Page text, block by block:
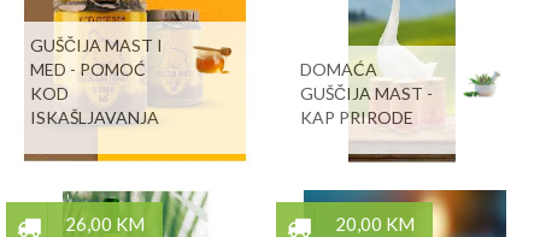
GUŠČIJA MAST I
MED - POMOĆ
KOD
ISKAŠLJAVANJA
DOMAĆA
GUŠČIJA MAST -
KAP PRIRODE
26,00 KM 20,00 KM